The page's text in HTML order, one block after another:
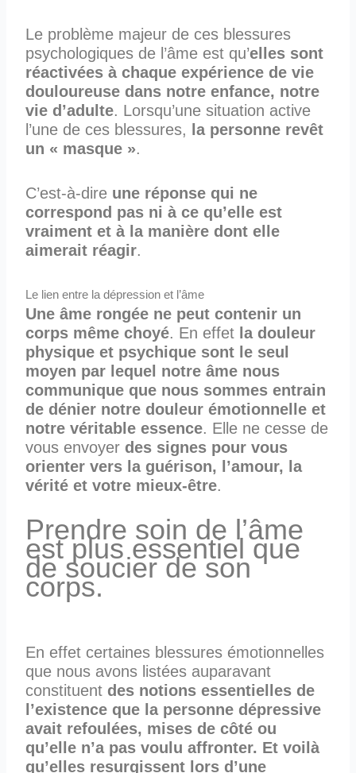
Le problème majeur de ces blessures
psychologiques de l’âme est qu’elles sont
réactivées à chaque expérience de vie
douloureuse dans notre enfance, notre
vie d’adulte. Lorsqu’une situation active
l’une de ces blessures,
la personne revêt
un « masque ».
C’est-à-dire une réponse qui ne
correspond pas ni à ce qu’elle est
vraiment et à la manière dont elle
aimerait réagir.
Le lien entre la dépression et l’âme
Une âme rongée ne peut contenir un
corps même choyé. En effet la douleur
physique et psychique sont le seul
moyen par lequel notre âme nous
communique que nous sommes entrain
de dénier notre douleur émotionnelle et
notre véritable essence. Elle ne cesse de
vous envoyer des signes pour vous
orienter vers la guérison, l’amour, la
vérité et votre mieux-être.
Prendre soin de l’âme
est plus essentiel que
de soucier de son
corps.
En effet certaines blessures émotionnelles
que nous avons listées auparavant
constituent des notions essentielles de
l’existence que la personne dépressive
avait refoulées, mises de côté ou
qu’elle n’a pas voulu affronter. Et voilà
qu’elles resurgissent lors d’une